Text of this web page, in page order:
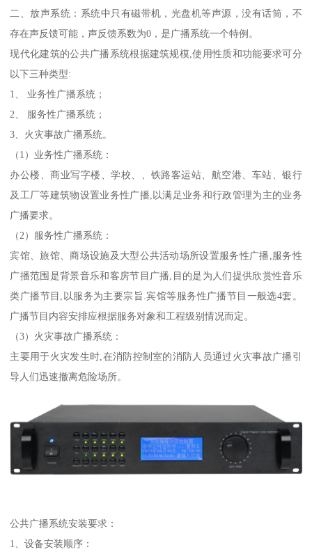
二、放声系统：系统中只有磁带机，光盘机等声源，没有话筒，不
存在声反馈可能，声反馈系数为0，是广播系统一个特例。
现代化建筑的公共广播系统根据建筑规模,使用性质和功能要求可分
以下三种类型:
1、 业务性广播系统；
2、 服务性广播系统；
3、火灾事故广播系统。
（1）业务性广播系统：
办公楼、商业写字楼、学校、、铁路客运站、航空港、车站、银行
及工厂等建筑物设置业务性广播,以满足业务和行政管理为主的业务
广播要求。
（2）服务性广播系统：
宾馆、旅馆、商场设施及大型公共活动场所设置服务性广播,服务性
广播范围是背景音乐和客房节目广播,目的是为人们提供欣赏性音乐
类广播节目,以服务为主要宗旨.宾馆等服务性广播节目一般选4套。
广播节目内容安排应根据服务对象和工程级别情况而定。
（3）火灾事故广播系统：
主要用于火灾发生时,在消防控制室的消防人员通过火灾事故广播引
导人们迅速撤离危险场所。
公共广播系统安装要求：
1、设备安装顺序：